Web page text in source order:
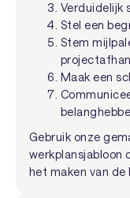
Verduidelijk
Stel een
Stem
Maak een
Gebruik onze
werkplansjabloon
het maken van de